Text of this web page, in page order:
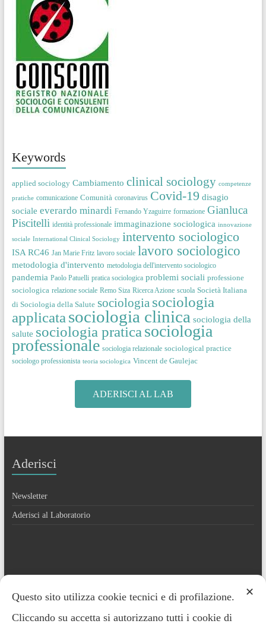
Keywords
applied sociology Cambiamento clinical sociology competenze
pratiche comunicazione Comunità coronavirus Covid-19 disagio
sociale everardo minardi Fernando Yzaguirre formazione Gianluca
Piscitelli identità professionale immaginazione sociologica innovazione
sociale International Clinical Sociology intervento sociologico
ISA RC46 Jan Marie Fritz lavoro sociale lavoro sociologico
metodologia d'intervento metodologia dell'intervento sociologico
pandemia Paolo Patuelli pratica sociologica problemi sociali professione
sociologica relazione sociale Remo Siza Ricerca Azione scuola Società Italiana
di Sociologia della Salute sociologia sociologia
applicata sociologia clinica sociologia della
salute sociologia pratica sociologia
professionale sociologia relazionale sociological practice
sociologo professionista teoria sociologica Vincent de Gaulejac
ADERISCI AL LAB
Aderisci
Newsletter
Aderisci al Laboratorio
Contatti ✕
Questo sito utilizza cookie tecnici e di profilazione.
Cliccando su accetta si autorizzano tutti i cookie di